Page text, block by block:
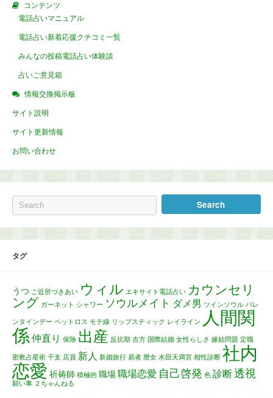
コンテンツ
電話占いマニュアル
電話占い新着応援クチコミ一覧
みんなの投稿電話占い体験談
占いご意見箱
情報交換掲示板
サイト説明
サイト更新情報
お問い合わせ
タグ
うつ ご近所づきあい ウィル エキサイト電話占い カウンセリ
ング ガーネット シャワー ソウルメイト ダメ男 ツインソウル バレ
ンタインデー ペットロス モテ線 リップスティック レイライン
人間関
係 仲直り 保険 出産 反抗期 吉方 国際結婚 女性らしさ 嫁姑問題 定職
密教占星術 干支 店員 新人 新婚旅行 易者 暦女 水田天満宮 相性診断 社内
恋愛 祈祷師 積極的 職場職場恋愛 自己啓発 色 診断透視
願い事 ２ちゃんねる